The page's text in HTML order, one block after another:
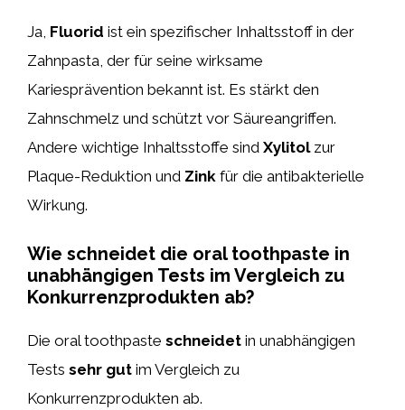
Ja, Fluorid ist ein spezifischer Inhaltsstoff in der
Zahnpasta, der für seine wirksame
Kariesprävention bekannt ist. Es stärkt den
Zahnschmelz und schützt vor Säureangriffen.
Andere wichtige Inhaltsstoffe sind Xylitolzur
Plaque-Reduktion und Zink für die antibakterielle
Wirkung.
Wie schneidet die oral toothpaste in
unabhängigen Tests im Vergleich zu
Konkurrenzprodukten ab?
Die oral toothpaste schneidet in unabhängigen
Tests sehr gut im Vergleich zu
Konkurrenzprodukten ab.